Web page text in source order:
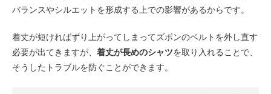
バランスやシルエットを形成する上での影響があるからです。
着丈が短ければずり上がってしまってズボンのベルトを外し直す
必要が出てきますが、 着丈が長めのシャツを取り入れることで、
そうしたトラブルを防ぐことができます。